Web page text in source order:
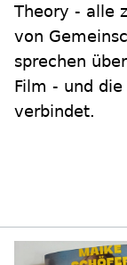
Theory - alle
von
sprechen
Film - und die
verbindet.